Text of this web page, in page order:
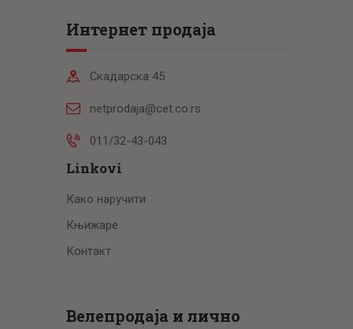
Интернет продаја
Скадарска 45
netprodaja@cet.co.rs
011/32-43-043
Linkovi
Како наручити
Књижаре
Контакт
Велепродаја и лично